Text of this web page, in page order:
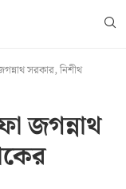
সরকার, নিশীথ
জগন্নাথ